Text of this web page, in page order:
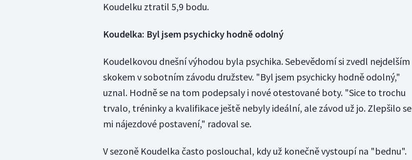
Koudelku ztratil 5,9 bodu.
Koudelka: Byl jsem psychicky hodně odolný
Koudelkovou dnešní výhodou byla psychika. Sebevědomí si zvedl nejdelším
skokem v sobotním závodu družstev. "Byl jsem psychicky hodně odolný,"
uznal. Hodně se na tom podepsaly i nové otestované boty. "Sice to trochu
trvalo, tréninky a kvalifikace ještě nebyly ideální, ale závod už jo. Zlepšilo se
mi nájezdové postavení," radoval se.
V sezoně Koudelka často poslouchal, kdy už konečně vystoupí na "bednu".